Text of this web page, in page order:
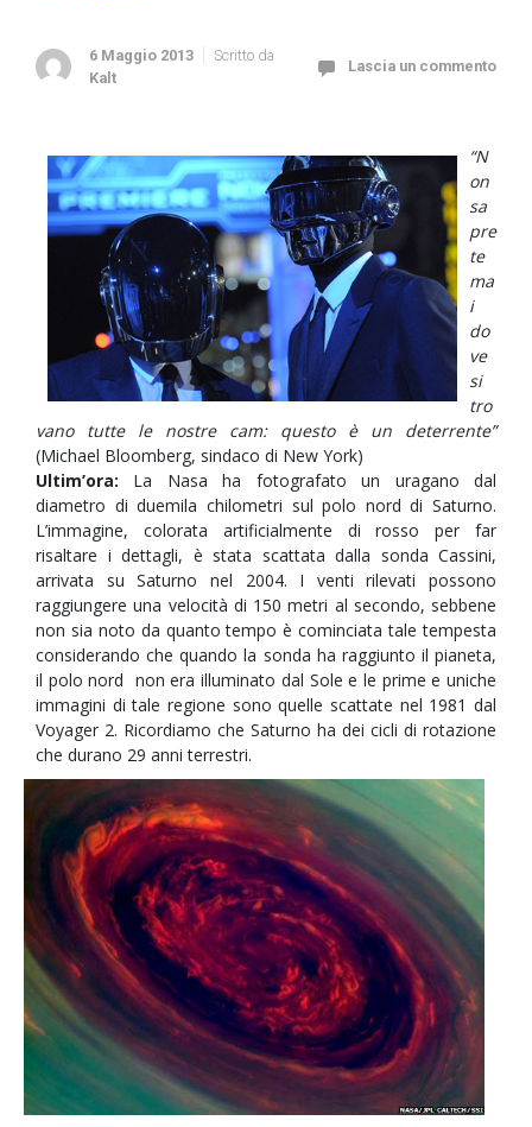
6 Maggio 2013
Scritto da
Kalt
Lascia un commento
“N
on
sa
pre
te
ma
i
do
ve
si
tro
vano tutte le nostre cam: questo è un deterrente”
(Michael Bloomberg, sindaco di New York)
Ultim’ora: La Nasa ha fotografato un uragano dal
diametro di duemila chilometri sul polo nord di Saturno.
L’immagine, colorata artificialmente di rosso per far
risaltare i dettagli, è stata scattata dalla sonda Cassini,
arrivata su Saturno nel 2004. I venti rilevati possono
raggiungere una velocità di 150 metri al secondo, sebbene
non sia noto da quanto tempo è cominciata tale tempesta
considerando che quando la sonda ha raggiunto il pianeta,
il polo nord non era illuminato dal Sole e le prime e uniche
immagini di tale regione sono quelle scattate nel 1981 dal
Voyager 2. Ricordiamo che Saturno ha dei cicli di rotazione
che durano 29 anni terrestri.